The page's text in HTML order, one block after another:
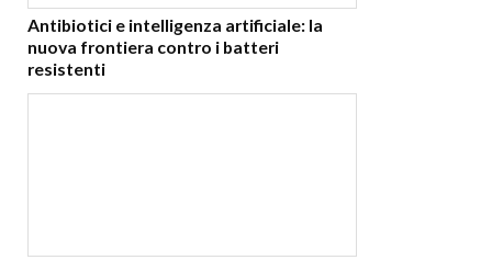
Antibiotici e intelligenza artificiale: la
nuova frontiera contro i batteri
resistenti